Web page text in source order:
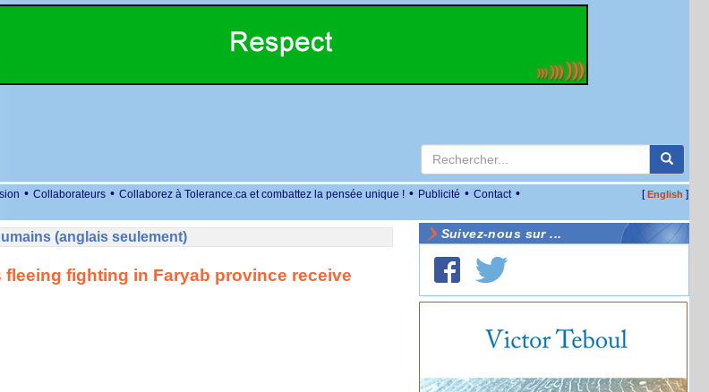
• Collaborateurs • Collaborez à Tolerance.ca et combattez la pensée unique ! • Publicité • Contact • [English ]
(anglais seulement)
fighting in Faryab province receive
Suivez-nous sur ...